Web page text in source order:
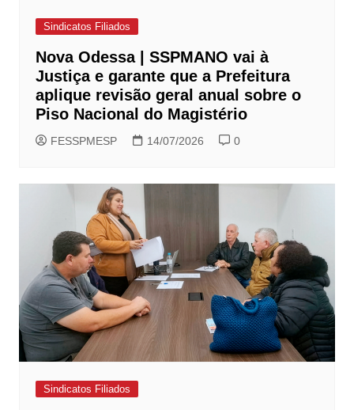
Sindicatos Filiados
Nova Odessa | SSPMANO vai à
Justiça e garante que a Prefeitura
aplique revisão geral anual sobre o
Piso Nacional do Magistério
FESSPMESP 14/07/2026 0
Sindicatos Filiados